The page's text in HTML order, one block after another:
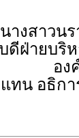
นางสาวน
ดีฝ่ายบริ
อง
ทน อธิก